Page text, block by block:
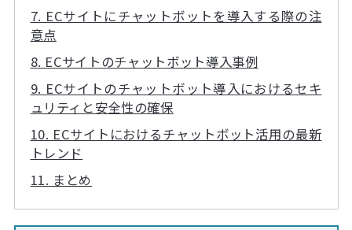
7. ECサイトにチャットボットを導入する際の注
意点
8. ECサイトのチャットボット導入事例
9. ECサイトのチャットボット導入におけるセキ
ュリティと安全性の確保
10. ECサイトにおけるチャットボット活用の最新
トレンド
11. まとめ